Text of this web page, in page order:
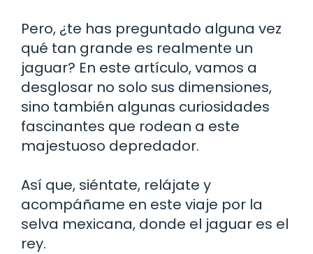
Pero, ¿te has preguntado alguna vez
qué tan grande es realmente un
jaguar? En este artículo, vamos a
desglosar no solo sus dimensiones,
sino también algunas curiosidades
fascinantes que rodean a este
majestuoso depredador.
Así que, siéntate, relájate y
acompáñame en este viaje por la
selva mexicana, donde el jaguar es el
rey.